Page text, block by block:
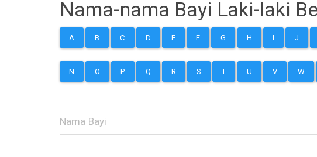
Nama-nama Bayi Laki-laki
A B C D E F G H I J
N O P Q R S T U V W